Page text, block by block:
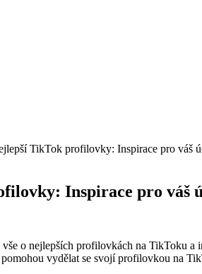
TikTok profilovky: Inspirace pro váš
Inspirace pro váš
o nejlepších profilovkách na TikToku a
vydělat se svojí profilovkou na